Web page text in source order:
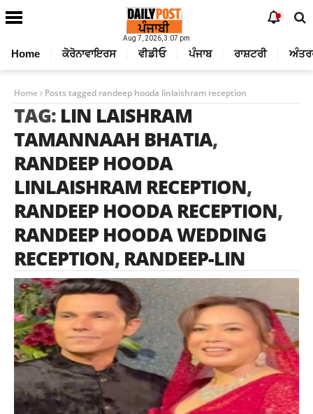
Aug 7, 2026, 3:07 pm
Home ਕੋਰੋਨਾਵਾਇਰਸ ਵੀਡੀਓ ਪੰਜਾਬ ਰਾਸ਼ਟਰੀ
Home Posts tagged randeep hooda linlaishram reception
TAG: LIN LAISHRAM
TAMANNAAH BHATIA,
RANDEEP HOODA
LINLAISHRAM RECEPTION,
RANDEEP HOODA RECEPTION,
RANDEEP HOODA WEDDING
RECEPTION, RANDEEP-LIN